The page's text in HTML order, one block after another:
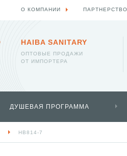
HAIBA SANITARY
ОПТОВЫЕ ПРОДАЖИ
ОТ ИМПОРТЕРА
ДУШЕВАЯ ПРОГРАММА
HB814-7
О КОМПАНИИ ПАРТНЕРСТВО